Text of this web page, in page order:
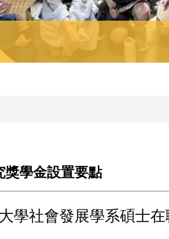
獎學金設置要點
學社會發展學系碩士